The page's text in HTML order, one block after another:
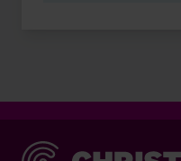
Christie & Co